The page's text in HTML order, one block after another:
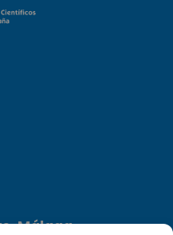
Málaga